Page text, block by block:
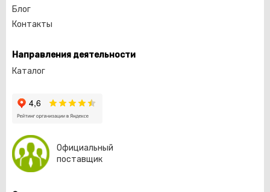
Блог
Контакты
Направления деятельности
Каталог
Официальный
поставщик